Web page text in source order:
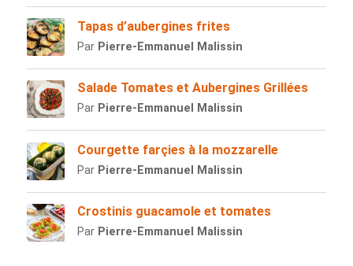
Tapas d’aubergines frites
Par Pierre-Emmanuel Malissin
Salade Tomates et Aubergines Grillées
Par Pierre-Emmanuel Malissin
Courgette farçies à la mozzarelle
Par Pierre-Emmanuel Malissin
Crostinis guacamole et tomates
Par Pierre-Emmanuel Malissin